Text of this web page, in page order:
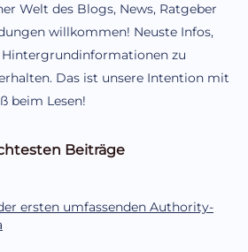
Welt des Blogs, News, Ratgeber
willkommen! Neuste Infos,
zu
Das ist unsere Intention mit
beim Lesen!
Beiträge
ersten umfassenden Authority-